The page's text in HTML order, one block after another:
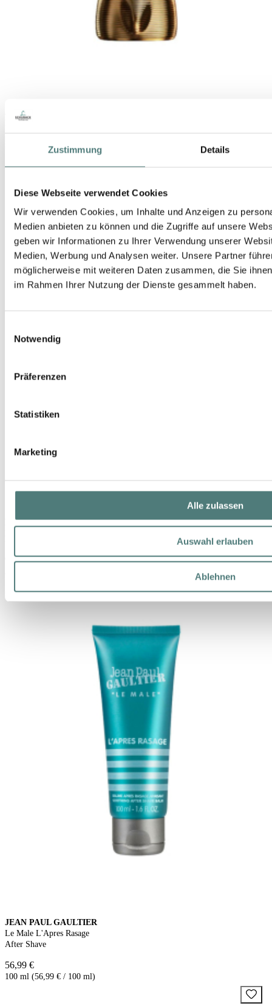
Zustimmung Details
Diese Webseite verwendet Cookies
Wir verwenden Cookies, um Inhalte und Anzeigen zu
Medien anbieten zu können und die Zugriffe auf unsere
geben wir Informationen zu Ihrer Verwendung unserer
Medien, Werbung und Analysen weiter. Unsere Partner
möglicherweise mit weiteren Daten zusammen, die Sie
im Rahmen Ihrer Nutzung der Dienste gesammelt haben.
Notwendig
Präferenzen
Statistiken
Marketing
Alle zulassen
Auswahl erlauben
Ablehnen
JEAN PAUL GAULTIER
Le Male Elixir Absolu Parfum Intense
75 ml (165,33 € / 100 ml)
JEAN PAUL GAULTIER
Le Male EdT Set
99,99 €
JEAN PAUL GAULTIER
Le Male L'Apres Rasage
After Shave
56,99 €
100 ml (56,99 € / 100 ml)